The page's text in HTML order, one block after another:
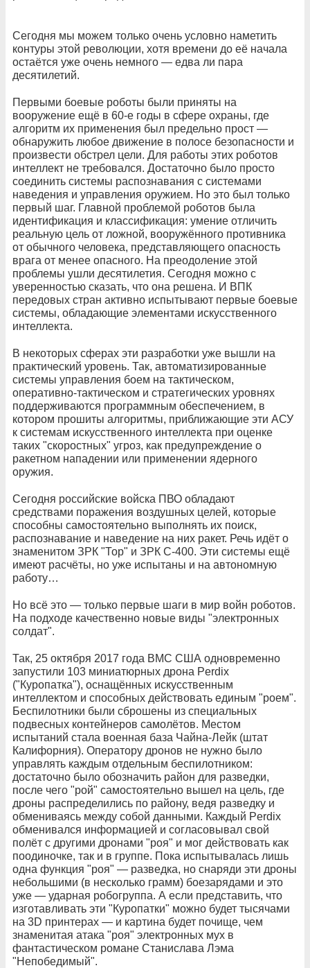
Сегодня мы можем только очень условно наметить
контуры этой революции, хотя времени до её начала
остаётся уже очень немного — едва ли пара
десятилетий.
Первыми боевые роботы были приняты на
вооружение ещё в 60-е годы в сфере охраны, где
алгоритм их применения был предельно прост —
обнаружить любое движение в полосе безопасности и
произвести обстрел цели. Для работы этих роботов
интеллект не требовался. Достаточно было просто
соединить системы распознавания с системами
наведения и управления оружием. Но это был только
первый шаг. Главной проблемой роботов была
идентификация и классификация: умение отличить
реальную цель от ложной, вооружённого противника
от обычного человека, представляющего опасность
врага от менее опасного. На преодоление этой
проблемы ушли десятилетия. Сегодня можно с
уверенностью сказать, что она решена. И ВПК
передовых стран активно испытывают первые боевые
системы, обладающие элементами искусственного
интеллекта.
В некоторых сферах эти разработки уже вышли на
практический уровень. Так, автоматизированные
системы управления боем на тактическом,
оперативно-тактическом и стратегических уровнях
поддерживаются программным обеспечением, в
котором прошиты алгоритмы, приближающие эти АСУ
к системам искусственного интеллекта при оценке
таких "скоростных" угроз, как предупреждение о
ракетном нападении или применении ядерного
оружия.
Сегодня российские войска ПВО обладают
средствами поражения воздушных целей, которые
способны самостоятельно выполнять их поиск,
распознавание и наведение на них ракет. Речь идёт о
знаменитом ЗРК "Тор" и ЗРК С-400. Эти системы ещё
имеют расчёты, но уже испытаны и на автономную
работу…
Но всё это — только первые шаги в мир войн роботов.
На подходе качественно новые виды "электронных
солдат".
Так, 25 октября 2017 года ВМС США одновременно
запустили 103 миниатюрных дрона Perdix
("Куропатка"), оснащённых искусственным
интеллектом и способных действовать единым "роем".
Беспилотники были сброшены из специальных
подвесных контейнеров самолётов. Местом
испытаний стала военная база Чайна-Лейк (штат
Калифорния). Оператору дронов не нужно было
управлять каждым отдельным беспилотником:
достаточно было обозначить район для разведки,
после чего "рой" самостоятельно вышел на цель, где
дроны распределились по району, ведя разведку и
обмениваясь между собой данными. Каждый Perdix
обменивался информацией и согласовывал свой
полёт с другими дронами "роя" и мог действовать как
поодиночке, так и в группе. Пока испытывалась лишь
одна функция "роя" — разведка, но снаряди эти дроны
небольшими (в несколько грамм) боезарядами и это
уже — ударная робогруппа. А если представить, что
изготавливать эти "Куропатки" можно будет тысячами
на 3D принтерах — и картина будет почище, чем
знаменитая атака "роя" электронных мух в
фантастическом романе Станислава Лэма
"Непобедимый".